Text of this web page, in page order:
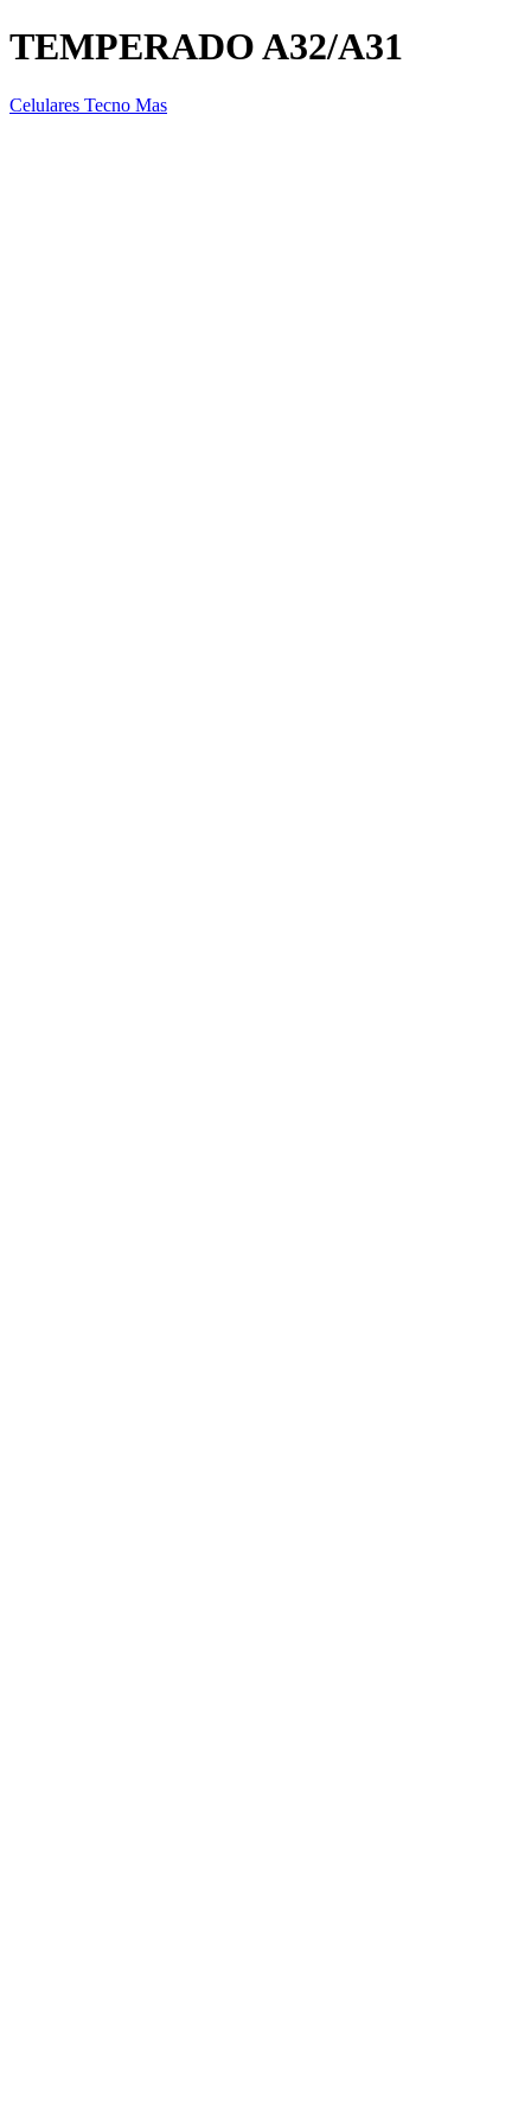
TEMPERADO A32/A31
Celulares Tecno Mas